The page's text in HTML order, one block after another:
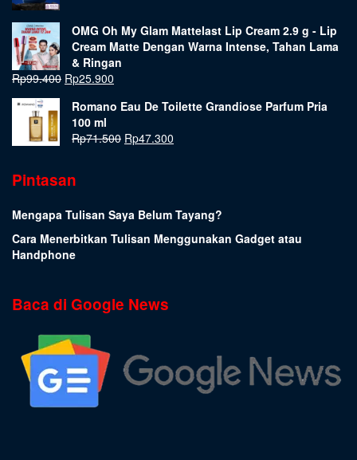
OMG Oh My Glam Mattelast Lip Cream 2.9 g - Lip
Cream Matte Dengan Warna Intense, Tahan Lama
& Ringan
Rp99.400 Rp25.900
Romano Eau De Toilette Grandiose Parfum Pria
100 ml
Rp71.500 Rp47.300
Pintasan
Mengapa Tulisan Saya Belum Tayang?
Cara Menerbitkan Tulisan Menggunakan Gadget atau
Handphone
Baca di Google News